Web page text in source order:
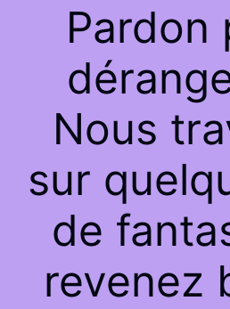
Pardon
Nous
sur
de
revenez